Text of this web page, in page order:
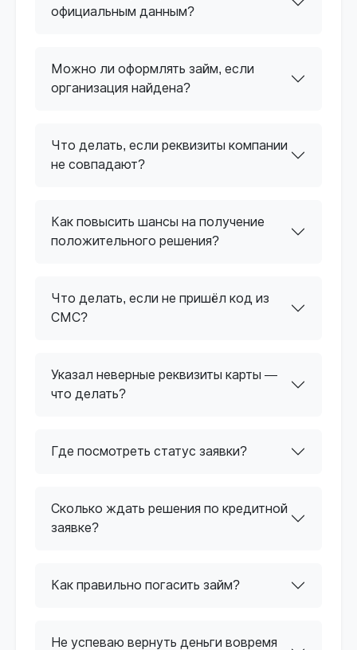
официальным данным?
Можно ли оформлять займ, если
организация найдена?
Что делать, если реквизиты компании
не совпадают?
Как повысить шансы на получение
положительного решения?
Что делать, если не пришёл код из
СМС?
Указал неверные реквизиты карты —
что делать?
Где посмотреть статус заявки?
Сколько ждать решения по кредитной
заявке?
Как правильно погасить займ?
Не успеваю вернуть деньги вовремя